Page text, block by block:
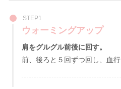
STEP1
ウォーミングアップ
肩をグルグル前後に回す。
前、後ろと５回ずつ回し、血行